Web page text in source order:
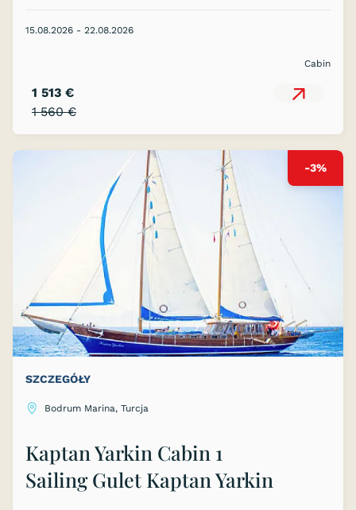
15.08.2026 - 22.08.2026
Cabin
1 560 €
1 513 €
-3%
SZCZEGÓŁY
Bodrum Marina, Turcja
Kaptan Yarkin Cabin 1
Sailing Gulet Kaptan Yarkin